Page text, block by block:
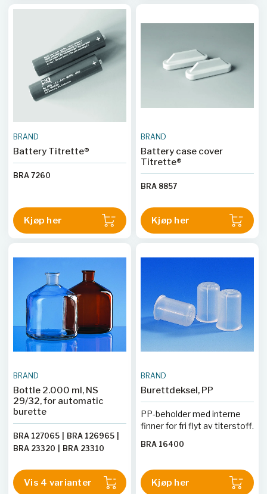
BRAND
Battery Titrette®
BRA 7260
Kjøp her
BRAND
Battery case cover
Titrette®
BRA 8857
Kjøp her
BRAND
Bottle 2.000 ml, NS
29/32, for automatic
burette
BRA 127065 BRA 126965
BRA 23320
BRA 23310
Vis 4 varianter
BRAND
Burettdeksel, PP
PP-beholder med interne
finner for fri flyt av titerstoff.
BRA 16400
Kjøp her